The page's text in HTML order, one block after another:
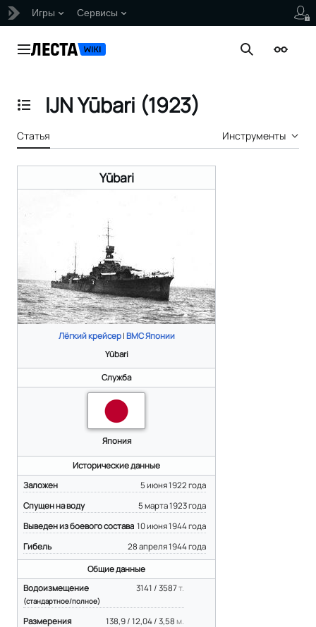
Игры Сервисы
Главное меню Поиск
Отобразить/Скрыть содержание
IJN Yūbari (1923)
Статья Инструменты
Yūbari
Лёгкий крейсер| ВМС Японии
Yūbari
Служба
Япония
Исторические данные
5 июня 1922 года
Заложен
5 марта 1923 года
Спущен на воду
10 июня 1944 года
Выведен из боевого состава
28 апреля 1944 года
Гибель
Общие данные
3141 / 3587т.
Водоизмещение
(стандартное/полное)
138,9 / 12,04 / 3,58 м.
Размерения